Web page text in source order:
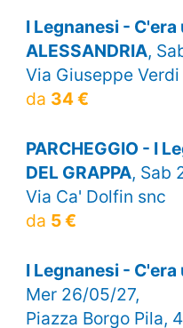
I Legnanesi - C'era
ALESSANDRIA,
Via Giuseppe Verdi
da 34 €
PARCHEGGIO - I
DEL GRAPPA, Sab
Via Ca' Dolfin snc
da 5 €
I Legnanesi - C'era
Mer 26/05/27,
Piazza Borgo Pila,